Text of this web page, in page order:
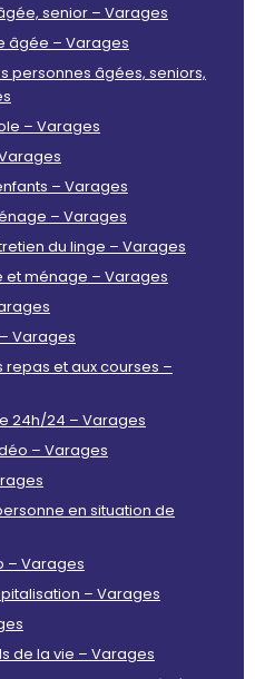
senior – Varages
âgée – Varages
personnes âgées, seniors,
– Varages
– Varages
– Varages
du linge – Varages
et ménage – Varages
Varages
et aux courses –
24h/24 – Varages
– Varages
en situation de
– Varages
– Varages
de la vie – Varages